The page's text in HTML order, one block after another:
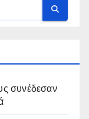
συνέδεσαν